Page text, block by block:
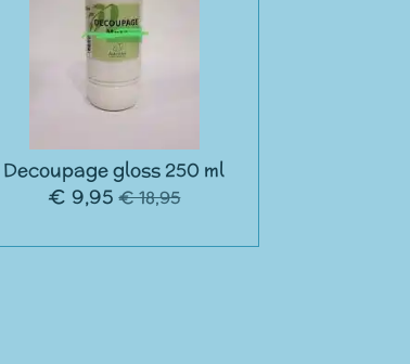
Decoupage gloss 250 ml
€ 9,95 € 18,95